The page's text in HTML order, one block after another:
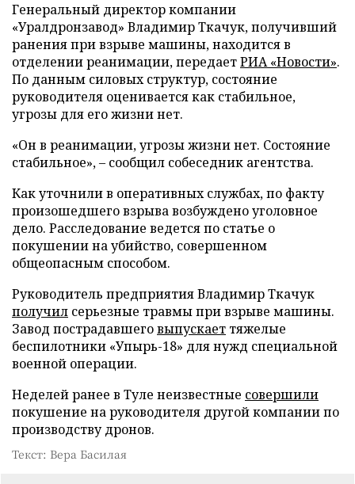
Генеральный директор компании
«Уралдронзавод» Владимир Ткачук, получивший
ранения при взрыве машины, находится в
отделении реанимации, передаетРИА «Новости».
По данным силовых структур, состояние
руководителя оценивается как стабильное,
угрозы для его жизни нет.
«Он в реанимации, угрозы жизни нет. Состояние
стабильное», – сообщил собеседник агентства.
Как уточнили в оперативных службах, по факту
произошедшего взрыва возбуждено уголовное
дело. Расследование ведется по статье о
покушении на убийство, совершенном
общеопасным способом.
Руководитель предприятия Владимир Ткачук
получил серьезные травмы при взрыве машины.
Завод пострадавшеговыпускает тяжелые
беспилотники «Упырь-18» для нужд специальной
военной операции.
Неделей ранее в Туле неизвестные совершили
покушение на руководителя другой компании по
производству дронов.
Текст: Вера Басилая